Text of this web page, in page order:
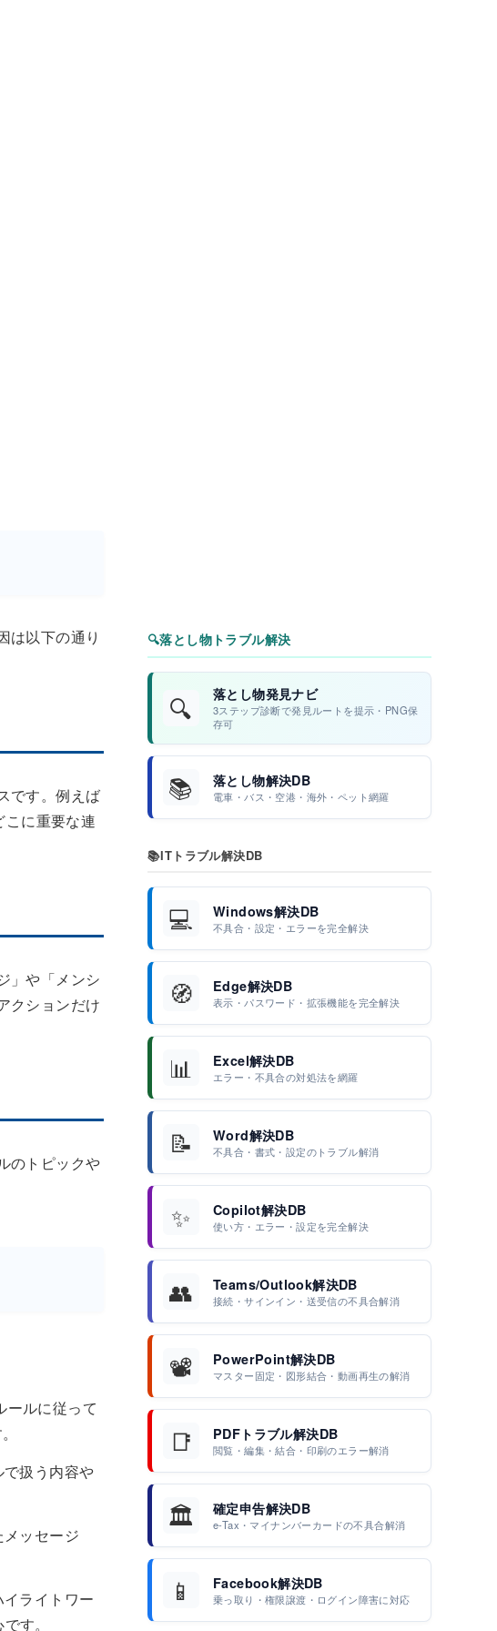
は以下の通り
です。例えば
こに重要な連
」や「メンシ
クションだけ
のトピックや
ールに従って
扱う内容や
ッセージ
ライトワー
す。
🔍落とし物トラブル解決
🔍 落とし物発見ナビ
3ステップ診断で発見ルートを提示・PNG保
存可
📚 落とし物解決DB
電車・バス・空港・海外・ペット網羅
📚ITトラブル解決DB
💻 Windows解決DB
不具合・設定・エラーを完全解決
🧭 Edge解決DB
表示・パスワード・拡張機能を完全解決
📊 Excel解決DB
エラー・不具合の対処法を網羅
📝 Word解決DB
不具合・書式・設定のトラブル解消
✨ Copilot解決DB
使い方・エラー・設定を完全解決
👥 Teams/Outlook解決DB
接続・サインイン・送受信の不具合解消
📽️ PowerPoint解決DB
マスター固定・図形結合・動画再生の解消
📑 PDFトラブル解決DB
閲覧・編集・結合・印刷のエラー解消
🏛️ 確定申告解決DB
e-Tax・マイナンバーカードの不具合解消
📱 Facebook解決DB
乗っ取り・権限譲渡・ログイン障害に対応